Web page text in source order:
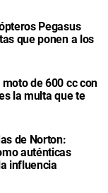
Pegasus
que ponen a los
de 600 cc con
la multa que te
de Norton:
auténticas
influencia